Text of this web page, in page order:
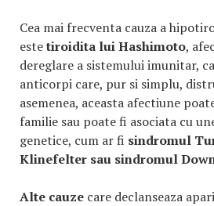
Cea mai frecventa cauza a
estetiroidita lui Hashimoto,
dereglare a sistemului imunitar,
anticorpi care, pur si simplu,
asemenea, aceasta afectiune
familie sau poate fi asociata cu
genetice, cum ar fi sindromul
Klinefelter sau sindromul
Alte cauze care declanseaza